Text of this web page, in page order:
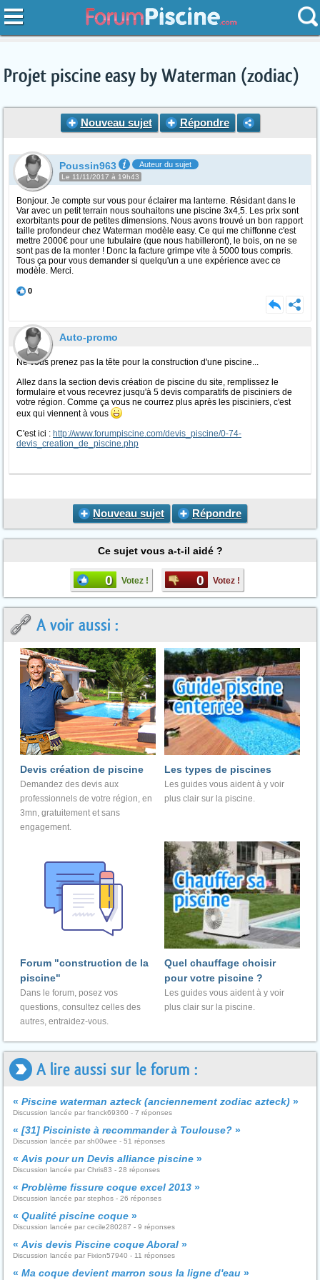
Projet piscine easy by Waterman (zodiac)
Nouveau sujet Répondre
Poussin963 Auteur du sujet
Le 11/11/2017 à 19h43
Bonjour. Je compte sur vous pour éclairer ma lanterne. Résidant dans le
Var avec un petit terrain nous souhaitons une piscine 3x4,5. Les prix sont
exorbitants pour de petites dimensions. Nous avons trouvé un bon rapport
taille profondeur chez Waterman modèle easy. Ce qui me chiffonne c'est
mettre 2000€ pour une tubulaire (que nous habilleront), le bois, on ne se
sont pas de la monter ! Donc la facture grimpe vite à 5000 tous compris.
Tous ça pour vous demander si quelqu'un a une expérience avec ce
modèle. Merci.
0
Auto-promo
Ne vous prenez pas la tête pour la construction d'une piscine...
Allez dans la section devis création de piscine du site, remplissez le
formulaire et vous recevrez jusqu'à 5 devis comparatifs de pisciniers de
votre région. Comme ça vous ne courrez plus après les pisciniers, c'est
eux qui viennent à vous
C'est ici : http://www.forumpiscine.com/devis_piscine/0-74-
devis_creation_de_piscine.php
Nouveau sujet Répondre
Ce sujet vous a-t-il aidé ?
0 Votez ! 0 Votez !
A voir aussi :
Devis création de piscine
Demandez des devis aux
professionnels de votre région, en
3mn, gratuitement et sans
engagement.
Les types de piscines
Les guides vous aident à y voir
plus clair sur la piscine.
Forum "construction de la
piscine"
Dans le forum, posez vos
questions, consultez celles des
autres, entraidez-vous.
Quel chauffage choisir
pour votre piscine ?
Les guides vous aident à y voir
plus clair sur la piscine.
A lire aussi sur le forum :
« Piscine waterman azteck (anciennement zodiac azteck) »
Discussion lancée par franck69360 - 7 réponses
« [31] Pisciniste à recommander à Toulouse? »
Discussion lancée par sh00wee - 51 réponses
« Avis pour un Devis alliance piscine »
Discussion lancée par Chris83 - 28 réponses
« Problème fissure coque excel 2013 »
Discussion lancée par stephos - 26 réponses
« Qualité piscine coque »
Discussion lancée par cecile280287 - 9 réponses
« Avis devis Piscine coque Aboral »
Discussion lancée par Fixion57940 - 11 réponses
« Ma coque devient marron sous la ligne d'eau »